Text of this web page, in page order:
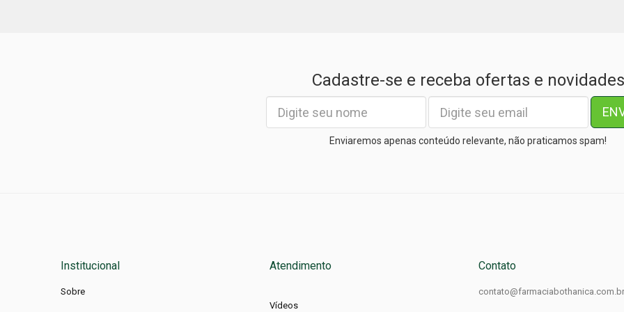
Cadastre-se e receba ofertas e novidades
Enviaremos apenas conteúdo relevante, não praticamos spam!
Institucional
Sobre
Atendimento
Vídeos
Contato
contato@farmaciabothanica.com.br